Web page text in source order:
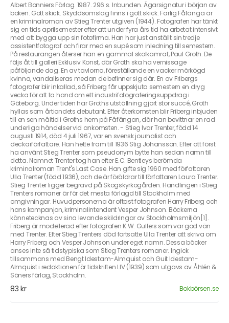
Albert Bonniers Förlag. 1987. 296 s. Inbunden. Ägarsignatur i början av
boken. Gott skick. Skyddsomslag finns i gott skick. Farlig Fåfänga är
en kriminalroman av Stieg Trenter utgiven (1944). Fotografen har tänkt
sig en tids aprilsemester efter att under fyra års tid ha arbetat intensivt
med att bygga upp sin fotofirma. Han har just anställt sin tredje
assistentfotograf och firar med en supé som inledning till semestern.
På restaurangen återser han en gammal skolkamrat, Paul Groth. De
följs åt till galleri Exklusiv Konst, där Groth ska ha vernissage
påföljande dag. En av tavlorna, föreställande en vacker mörkögd
kvinna, vandaliseras medan de befinner sig där. En av Fribergs
fotografer blir inkallad, så Friberg får uppskjuta semestern en dryg
vecka för att ta hand om ett industrifotograferingsuppdrag i
Göteborg. Under tiden har Groths utställning gjort stor succé, Groth
hyllas som årtiondets debutant. Efter återkomsten blir Friberg inbjuden
till en sen måltid i Groths hem på Fåfängan, där han bevittnar en rad
underliga händelser vid ankomsten. - Stieg Ivar Trenter, född 14
augusti 1914, död 4 juli 1967, var en svensk journalist och
deckarförfattare. Han hette fram till 1936 Stig Johansson. Efter att först
ha använt Stieg Trenter som pseudonym bytte han sedan namn till
detta. Namnet Trenter tog han efter E.C. Bentleys berömda
kriminalroman Trent's Last Case. Han gifte sig 1960 med författaren
Ulla Trenter (född 1936), och de är föräldrar till författaren Laura Trenter.
Stieg Trenter ligger begravd på Skogskyrkogården. Handlingen i Stieg
Trenters romaner är för det mesta förlagd till Stockholm med
omgivningar. Huvudpersonerna är oftast fotografen Harry Friberg och
hans kompanjon, kriminalintendent Vesper Johnson. Böckerna
kännetecknas av sina levande skildringar av Stockholmsmiljön[1].
Friberg är modellerad efter fotografen K.W. Gullers som var god vän
med Trenter. Efter Stieg Trenters död fortsatte Ulla Trenter att skriva om
Harry Friberg och Vesper Johnson under eget namn. Dessa böcker
anses inte så tidstypiska som Stieg Trenters romaner. Ingick
tillsammans med Bengt Idestam-Almquist och Guit Idestam-
Almquist i redaktionen för tidskriften LIV (1939) som utgavs av Åhlén &
Söners förlag, Stockholm.
83 kr Bokbörsen.se